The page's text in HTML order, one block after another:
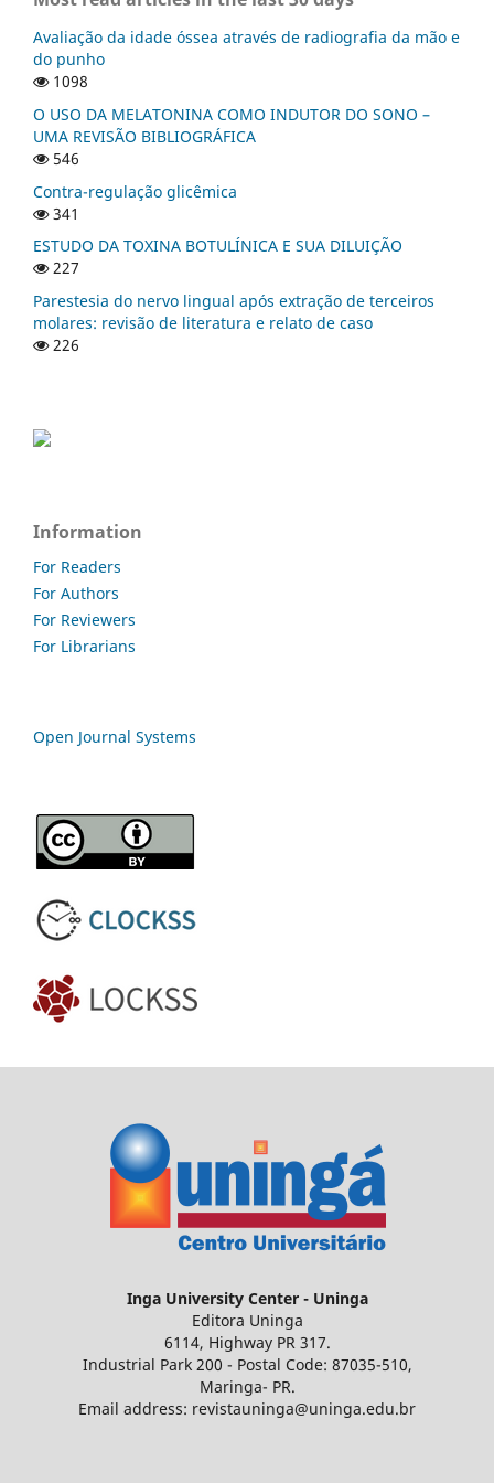
Avaliação da idade óssea através de radiografia da mão e
do punho
1098
O USO DA MELATONINA COMO INDUTOR DO SONO –
UMA REVISÃO BIBLIOGRÁFICA
546
Contra-regulação glicêmica
341
ESTUDO DA TOXINA BOTULÍNICA E SUA DILUIÇÃO
227
Parestesia do nervo lingual após extração de terceiros
molares: revisão de literatura e relato de caso
226
Information
For Readers
For Authors
For Reviewers
For Librarians
Open Journal Systems
Inga University Center - Uninga
Editora Uninga
6114, Highway PR 317.
Industrial Park 200 - Postal Code: 87035-510,
Maringa- PR.
Email address: revistauninga@uninga.edu.br